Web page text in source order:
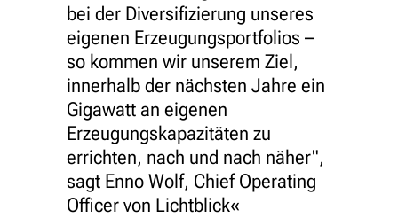
bei der Diversifizierung unseres
eigenen Erzeugungsportfolios –
so kommen wir unserem Ziel,
innerhalb der nächsten Jahre ein
Gigawatt an eigenen
Erzeugungskapazitäten zu
errichten, nach und nach näher",
sagt Enno Wolf, Chief Operating
Officer von Lichtblick